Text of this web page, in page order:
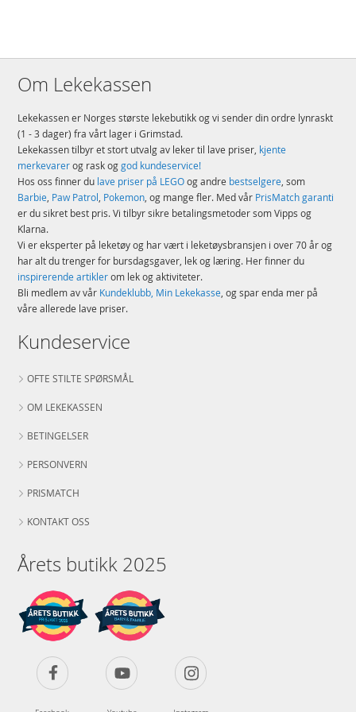
EAN
Om Lekekassen
Lekekassen er Norges største lekebutikk og vi sender din ordre lynraskt
(1 - 3 dager) fra vårt lager i Grimstad.
Lekekassen tilbyr et stort utvalg av leker til lave priser, kjente
merkevarerog rask oggod kundeservice!
Hos oss finner du lave priser på LEGOog andre bestselgere, som
Barbie, Paw Patrol, Pokemon, og mange fler. Med vår PrisMatch garanti
er du sikret best pris. Vi tilbyr sikre betalingsmetoder som Vipps og
Klarna.
Vi er eksperter på leketøy og har vært i leketøysbransjen i over 70 år og
har alt du trenger for bursdagsgaver, lek og læring. Her finner du
inspirerende artiklerom lek og aktiviteter.
Bli medlem av vår Kundeklubb, Min Lekekasse, og spar enda mer på
våre allerede lave priser.
Kundeservice
OFTE STILTE SPØRSMÅL
OM LEKEKASSEN
BETINGELSER
PERSONVERN
PRISMATCH
KONTAKT OSS
Årets butikk 2025